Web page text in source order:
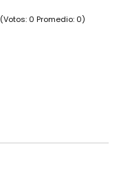
(Votos: 0 Promedio: 0)